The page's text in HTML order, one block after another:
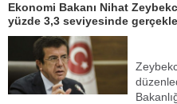
Ekonomi Bakanı Nihat
yüzde 3,3 seviyesinde